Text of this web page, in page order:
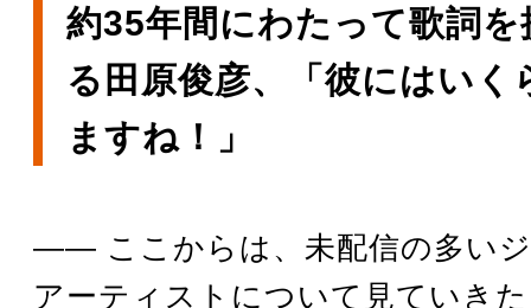
約35年間にわたって歌詞
る田原俊彦、「彼にはいく
ますね！」
―― ここからは、未配信の多い
アーティストについて見ていき